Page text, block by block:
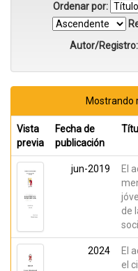
Ordenar por:
Autor/Registro:
Mostrando
Vista
previa
Fecha de
publicación
jun-2019
El
de
2024
El
el